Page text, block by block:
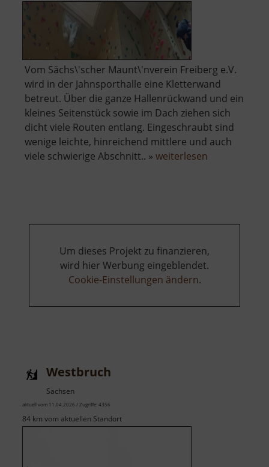
Vom Sächs\'scher Maunt\'nverein Freiberg e.V.
wird in der Jahnsporthalle eine Kletterwand
betreut. Über die ganze Hallenrückwand und ein
kleines Seitenstück sowie im Dach ziehen sich
dicht viele Routen entlang. Eingeschraubt sind
wenige leichte, hinreichend mittlere und auch
viele schwierige Abschnitt.. » weiterlesen
Um dieses Projekt zu finanzieren,
wird hier Werbung eingeblendet.
Cookie-Einstellungen ändern.
Westbruch
Sachsen
aktuell vom 11.04.2026 / Zugriffe: 4356
84 km vom aktuellen Standort